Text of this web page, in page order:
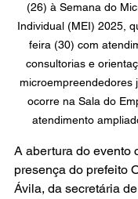
(26) à Semana do
Individual (MEI) 2025,
feira (30) com
consultorias e
microempreendedores
ocorre na Sala do
atendimento
A abertura do evento
presença do prefeito
Ávila, da secretária